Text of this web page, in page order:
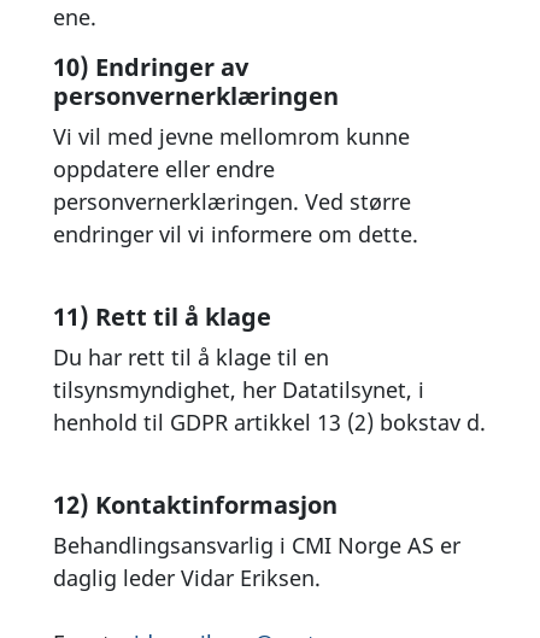
ene.
10) Endringer av
personvernerklæringen
Vi vil med jevne mellomrom kunne
oppdatere eller endre
personvernerklæringen. Ved større
endringer vil vi informere om dette.
11) Rett til å klage
Du har rett til å klage til en
tilsynsmyndighet, her Datatilsynet, i
henhold til GDPR artikkel 13 (2) bokstav d.
12) Kontaktinformasjon
Behandlingsansvarlig i CMI Norge AS er
daglig leder Vidar Eriksen.